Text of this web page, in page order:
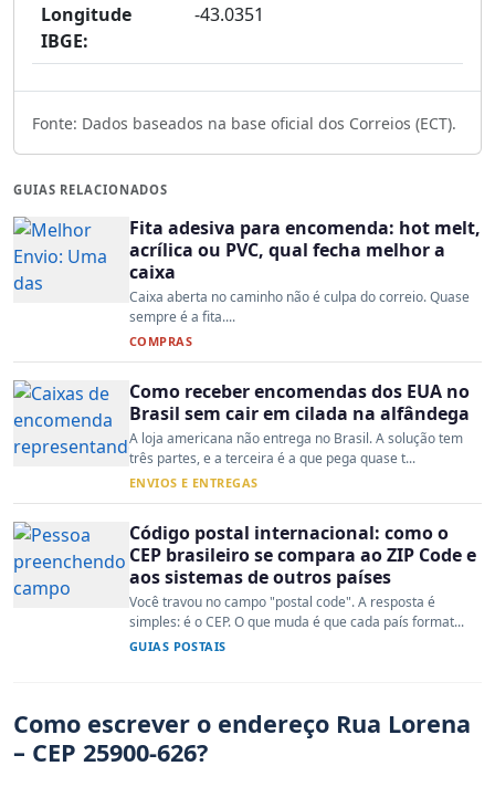
Longitude
IBGE:
-43.0351
Fonte: Dados baseados na base oficial dos Correios (ECT).
GUIAS RELACIONADOS
Fita adesiva para encomenda: hot melt,
acrílica ou PVC, qual fecha melhor a
caixa
Caixa aberta no caminho não é culpa do correio. Quase
sempre é a fita....
COMPRAS
Como receber encomendas dos EUA no
Brasil sem cair em cilada na alfândega
A loja americana não entrega no Brasil. A solução tem
três partes, e a terceira é a que pega quase t...
ENVIOS E ENTREGAS
Código postal internacional: como o
CEP brasileiro se compara ao ZIP Code e
aos sistemas de outros países
Você travou no campo "postal code". A resposta é
simples: é o CEP. O que muda é que cada país format...
GUIAS POSTAIS
Como escrever o endereço Rua Lorena
– CEP 25900-626?